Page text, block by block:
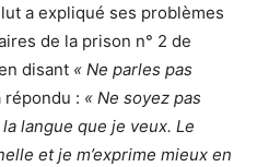
a expliqué ses problèmes
de la prison n° 2 de
disant « Ne parles pas
répondu : « Ne soyez pas
langue que je veux. Le
et je m’exprime mieux en